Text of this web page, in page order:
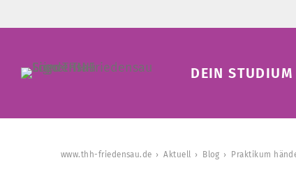
DEIN
www.thh-friedensau.de Aktuell Blog Praktikum